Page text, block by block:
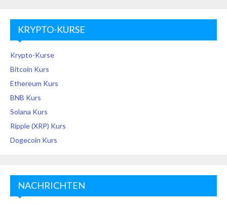
KRYPTO-KURSE
Krypto-Kurse
Bitcoin Kurs
Ethereum Kurs
BNB Kurs
Solana Kurs
Ripple (XRP) Kurs
Dogecoin Kurs
NACHRICHTEN